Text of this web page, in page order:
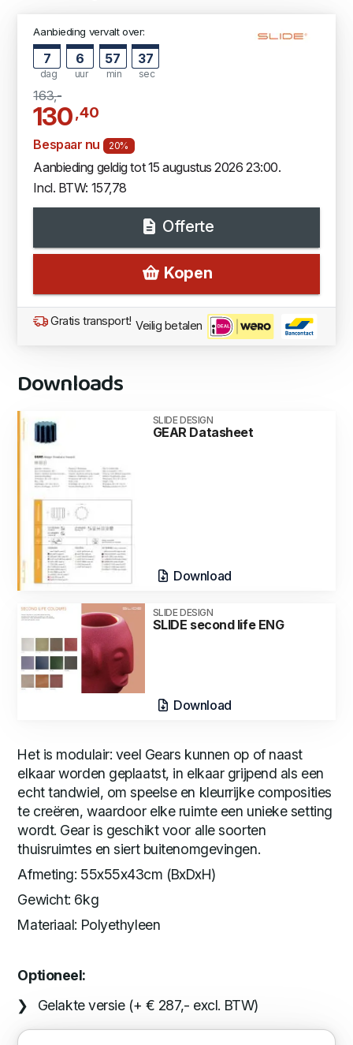
Aanbieding vervalt over:
7
dag
6
uur
57
min
36
sec
163,-
130,40
Bespaar nu 20%
Aanbieding geldig tot 15 augustus 2026 23:00.
Incl. BTW: 157,78
Offerte
Kopen
Gratis transport! Veilig betalen
Downloads
SLIDE DESIGN
GEAR Datasheet
Download
SLIDE DESIGN
SLIDE second life ENG
Download
Het is modulair: veel Gears kunnen op of naast
elkaar worden geplaatst, in elkaar grijpend als een
echt tandwiel, om speelse en kleurrijke composities
te creëren, waardoor elke ruimte een unieke setting
wordt. Gear is geschikt voor alle soorten
thuisruimtes en siert buitenomgevingen.
Afmeting: 55x55x43cm (BxDxH)
Gewicht: 6kg
Materiaal: Polyethyleen
Optioneel:
Gelakte versie (+ € 287,- excl. BTW)